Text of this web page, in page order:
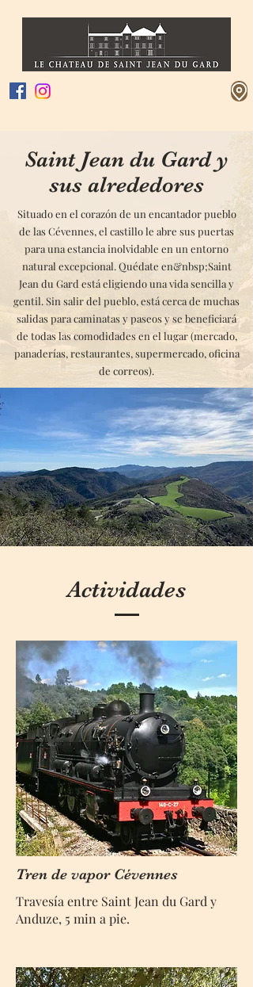
Saint Jean du Gard y
sus alrededores
Situado en el corazón de un encantador pueblo
de las Cévennes, el castillo le abre sus puertas
para una estancia inolvidable en un entorno
natural excepcional. Quédate en&nbsp;Saint
Jean du Gard está eligiendo una vida sencilla y
gentil. Sin salir del pueblo, está cerca de muchas
salidas para caminatas y paseos y se beneficiará
de todas las comodidades en el lugar (mercado,
panaderías, restaurantes, supermercado, oficina
de correos).
Actividades
Tren de vapor Cévennes
Travesía entre Saint Jean du Gard y
Anduze, 5 min a pie.